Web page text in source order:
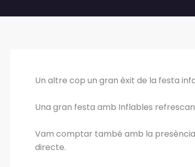
Un altre cop un gran èxit de la festa
Una gran festa amb Inflables
Vam comptar també amb la presència
directe.